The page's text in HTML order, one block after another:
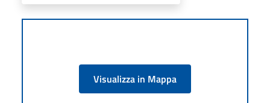
Visualizza in Mappa